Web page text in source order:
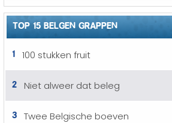
TOP 15 BELGEN GRAPPEN
1 100 stukken fruit
2 Niet alweer dat beleg
3 Twee Belgische boeven